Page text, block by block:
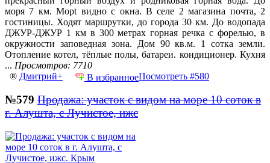
моря 7 км. Морt видно с окна. В селе 2 магазина почта, 2
гостиницы. Ходят маршрутки, до города 30 км. До водопада
ДЖУР-ДЖУР 1 км в 300 метрах горная речка с форелью, в
окружности заповедная зона. Дом 90 кв.м. 1 сотка земли.
Отопление котел, тёплые полы, батареи. кондиционер. Кухня
... Просмотров: 7710
® Дмитрий+ В избранноеПосмотреть #580
№579 Продажа: участок с видом на море 10 соток в
г. Алушта, с Лучистое, ижс